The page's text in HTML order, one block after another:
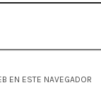
EN ESTE NAVEGADOR